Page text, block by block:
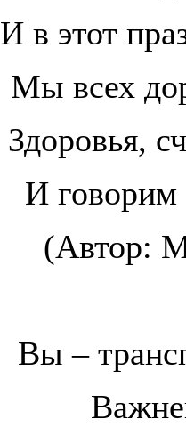
И в этот
Мы всех
Здоровья,
И говорим
(Автор:
Вы –